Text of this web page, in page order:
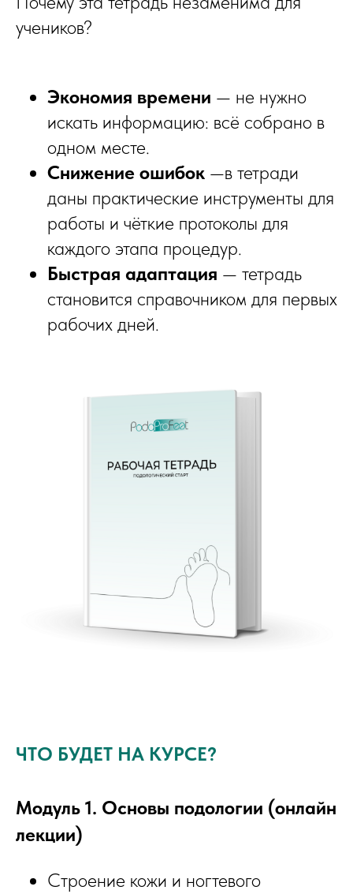
учеников?
Экономия времени — не нужно
искать информацию: всё собрано в
одном месте.
Снижение ошибок —в тетради
даны практические инструменты для
работы и чёткие протоколы для
каждого этапа процедур.
Быстрая адаптация — тетрадь
становится справочником для первых
рабочих дней.
ЧТО БУДЕТ НА КУРСЕ?
Модуль 1. Основы подологии (онлайн
лекции)
Строение кожи и ногтевого